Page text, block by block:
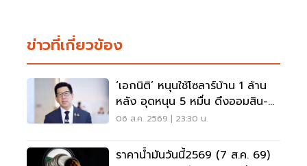
ข่าวที่เกี่ยวข้อง
‘เอกนิติ’ หนุนใช้โซลาร์บ้าน 1 ล้าน
หลัง อุดหนุน 5 หมื่น ดึงออมสิน-
ธอส.ปล่อยกู้
06 ส.ค. 2569 | 23:30 น.
ราคาน้ำมันวันนี้2569 (7 ส.ค. 69)